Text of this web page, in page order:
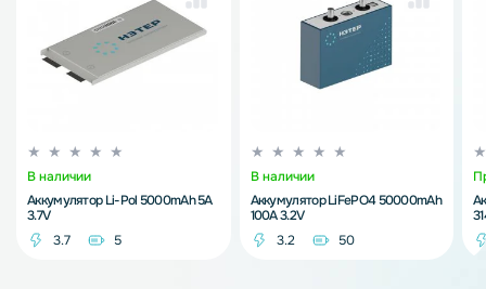
В наличии
Аккумулятор Li-Pol 5000mAh 5A
3.7V
3.7
5
В наличии
Аккумулятор LiFePO4 50000mAh
100A 3.2V
3.2
50